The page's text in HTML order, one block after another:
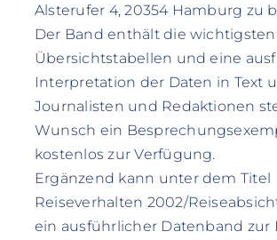
Alsterufer 4, 20354 Hamburg zu
Der Band enthält die wichtigsten
Übersichtstabellen und eine
Interpretation der Daten in Text
Journalisten und Redaktionen
Wunsch ein
kostenlos zur Verfügung.
Ergänzend kann unter dem Titel
Reiseverhalten 2002/
ein ausführlicher Datenband zur